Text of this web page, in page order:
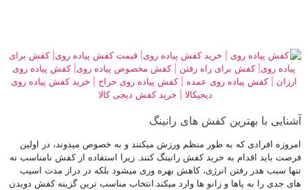
آشنایی با بهترین کفش های رانینگ
امروزه افرادی که به طور منظم ورزش میکنند و به خصوص میدوند، در اولین
فرصت باید اقدام به خرید کفش رانینگ کنند. زیرا استفاده از کفش نامناسب نه
تنها سبب هدر رفتن انرژی، کاهش بهره وری میشود بلکه در دراز مدت اسیب
های جدی را به پاها و زانو ها وارد میکند.انتخاب مناسب ترین گزینه کفش دویدن